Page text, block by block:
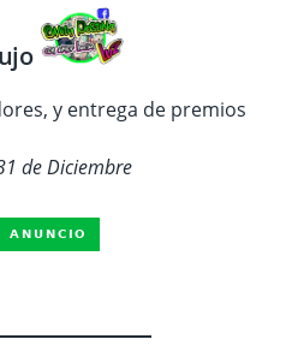
y entrega de premios
de Diciembre